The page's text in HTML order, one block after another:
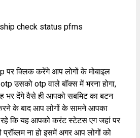
क्लिक करेंगे आप लोगों के मोबाइल
उसको otp वाले बॉक्स में भरना होगा,
भर देंगे वैसे ही आपको सबमिट का बटन
के बाद आप लोगों के सामने आपका
रहे कि यह आपको करंट स्टेटस एग जहां पर
ना हो इसमें अगर आप लोगों को